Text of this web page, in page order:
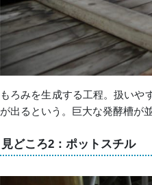
もろみを生成する工程。扱いや
が出るという。巨大な発酵槽が
見どころ2：ポットスチル